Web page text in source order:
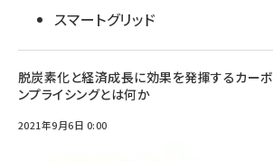
スマートグリッド
脱炭素化と経済成長に効果を発揮するカーボ
ンプライシングとは何か
2021年9月6日 0:00